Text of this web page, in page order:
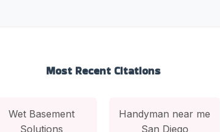
Most Recent Citations
Wet Basement
Solutions
Handyman near me
San Diego